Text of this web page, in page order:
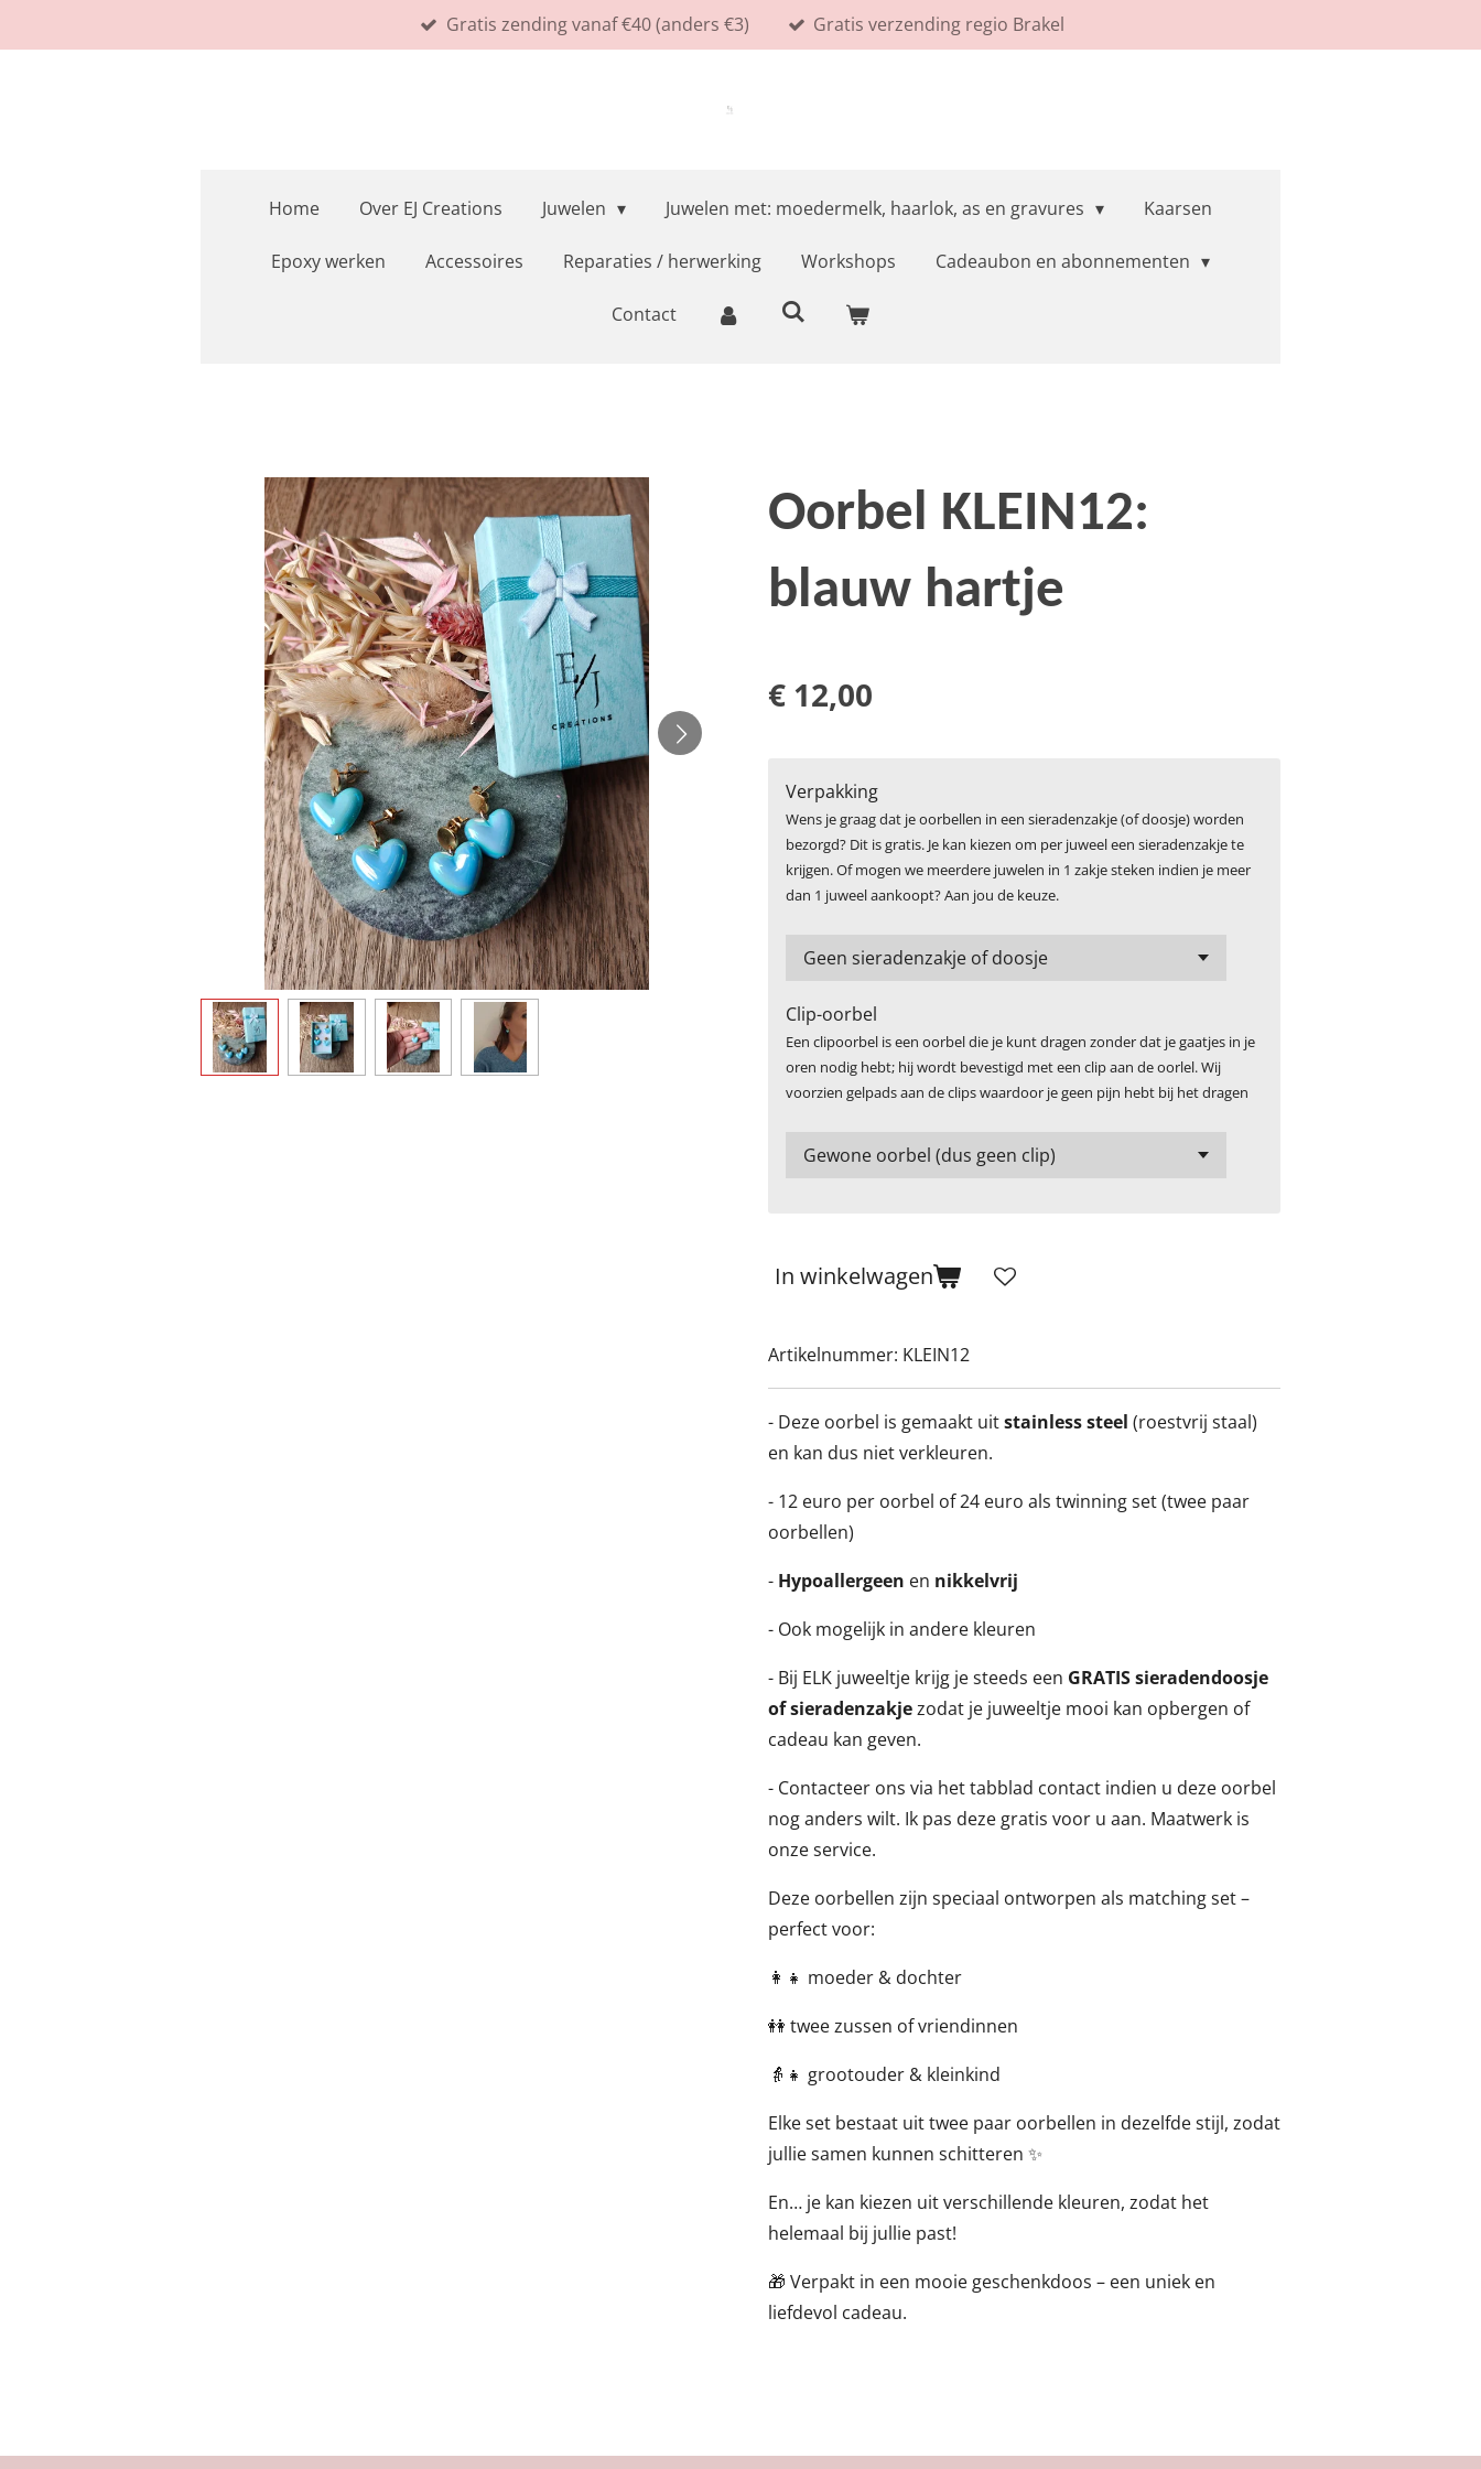
direct
Gratis zending vanaf €40 (anders €3) Gratis verzending regio Brakel
Home Over EJ Creations Juwelen Juwelen met: moedermelk, haarlok, as en gravures Kaarsen
Epoxy werken Accessoires Reparaties / herwerking Workshops Cadeaubon en abonnementen
Contact
Oorbel KLEIN12:
blauw hartje
€ 12,00
Verpakking
Wens je graag dat je oorbellen in een sieradenzakje (of doosje) worden
bezorgd? Dit is gratis. Je kan kiezen om per juweel een sieradenzakje te
krijgen. Of mogen we meerdere juwelen in 1 zakje steken indien je meer
dan 1 juweel aankoopt? Aan jou de keuze.
Clip-oorbel
Een clipoorbel is een oorbel die je kunt dragen zonder dat je gaatjes in je
oren nodig hebt; hij wordt bevestigd met een clip aan de oorlel. Wij
voorzien gelpads aan de clips waardoor je geen pijn hebt bij het dragen
In winkelwagen
Artikelnummer: KLEIN12
- Deze oorbel is gemaakt uitstainless steel (roestvrij staal)
en kan dus niet verkleuren.
- 12 euro per oorbel of 24 euro als twinning set (twee paar
oorbellen)
- Hypoallergeen en nikkelvrij
- Ook mogelijk in andere kleuren
- Bij ELK juweeltje krijg je steeds een GRATIS sieradendoosje
of sieradenzakjezodat je juweeltje mooi kan opbergen of
cadeau kan geven.
- Contacteer ons via het tabblad contact indien u deze oorbel
nog anders wilt. Ik pas deze gratis voor u aan. Maatwerk is
onze service.
Deze oorbellen zijn speciaal ontworpen als matching set –
perfect voor:
👩‍👧 moeder & dochter
👭 twee zussen of vriendinnen
👵👧 grootouder & kleinkind
Elke set bestaat uit twee paar oorbellen in dezelfde stijl, zodat
jullie samen kunnen schitteren ✨
En… je kan kiezen uit verschillende kleuren, zodat het
helemaal bij jullie past!
🎁 Verpakt in een mooie geschenkdoos – een uniek en
liefdevol cadeau.